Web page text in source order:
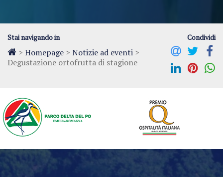
Stai navigando in
> Homepage > Notizie ad eventi >
Degustazione ortofrutta di stagione
Condividi